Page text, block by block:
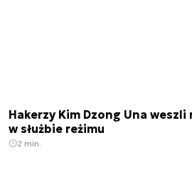
Hakerzy Kim Dzong Una
w służbie reżimu
2 min.